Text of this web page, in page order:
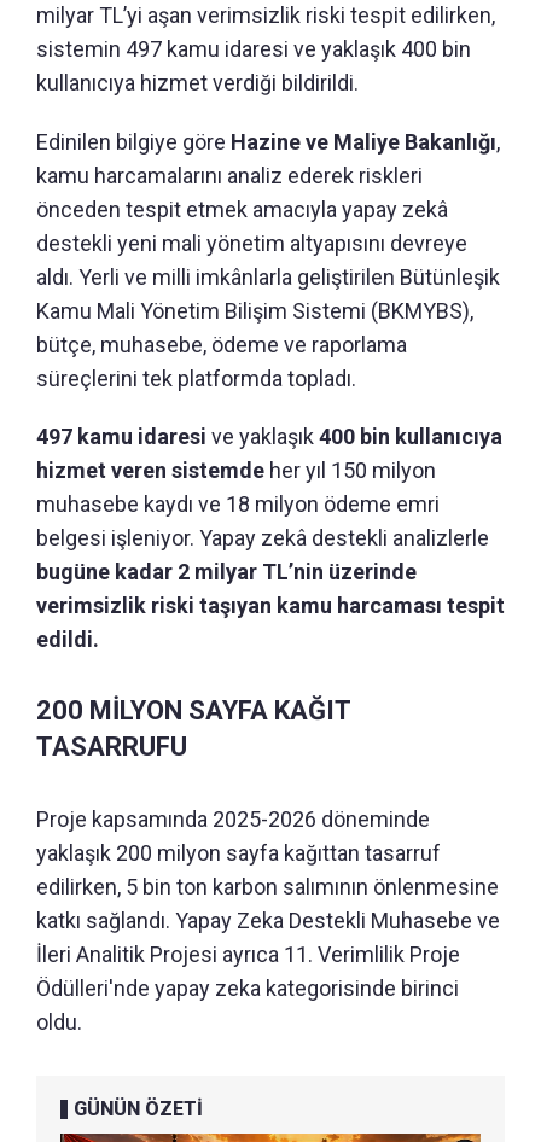
milyar TL’yi aşan verimsizlik riski tespit edilirken,
sistemin 497 kamu idaresi ve yaklaşık 400 bin
kullanıcıya hizmet verdiği bildirildi.
Edinilen bilgiye göre Hazine ve Maliye Bakanlığı,
kamu harcamalarını analiz ederek riskleri
önceden tespit etmek amacıyla yapay zekâ
destekli yeni mali yönetim altyapısını devreye
aldı. Yerli ve milli imkânlarla geliştirilen Bütünleşik
Kamu Mali Yönetim Bilişim Sistemi (BKMYBS),
bütçe, muhasebe, ödeme ve raporlama
süreçlerini tek platformda topladı.
497 kamu idaresi ve yaklaşık 400 bin kullanıcıya
hizmet veren sistemde her yıl 150 milyon
muhasebe kaydı ve 18 milyon ödeme emri
belgesi işleniyor. Yapay zekâ destekli analizlerle
bugüne kadar 2 milyar TL’nin üzerinde
verimsizlik riski taşıyan kamu harcaması tespit
edildi.
200 MİLYON SAYFA KAĞIT
TASARRUFU
Proje kapsamında 2025-2026 döneminde
yaklaşık 200 milyon sayfa kağıttan tasarruf
edilirken, 5 bin ton karbon salımının önlenmesine
katkı sağlandı. Yapay Zeka Destekli Muhasebe ve
İleri Analitik Projesi ayrıca 11. Verimlilik Proje
Ödülleri'nde yapay zeka kategorisinde birinci
oldu.
GÜNÜN ÖZETİ